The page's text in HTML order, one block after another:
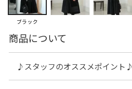
ブラック
商品について
♪スタッフのオススメポイント♪